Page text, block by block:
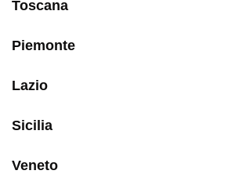
Toscana
Piemonte
Lazio
Sicilia
Veneto